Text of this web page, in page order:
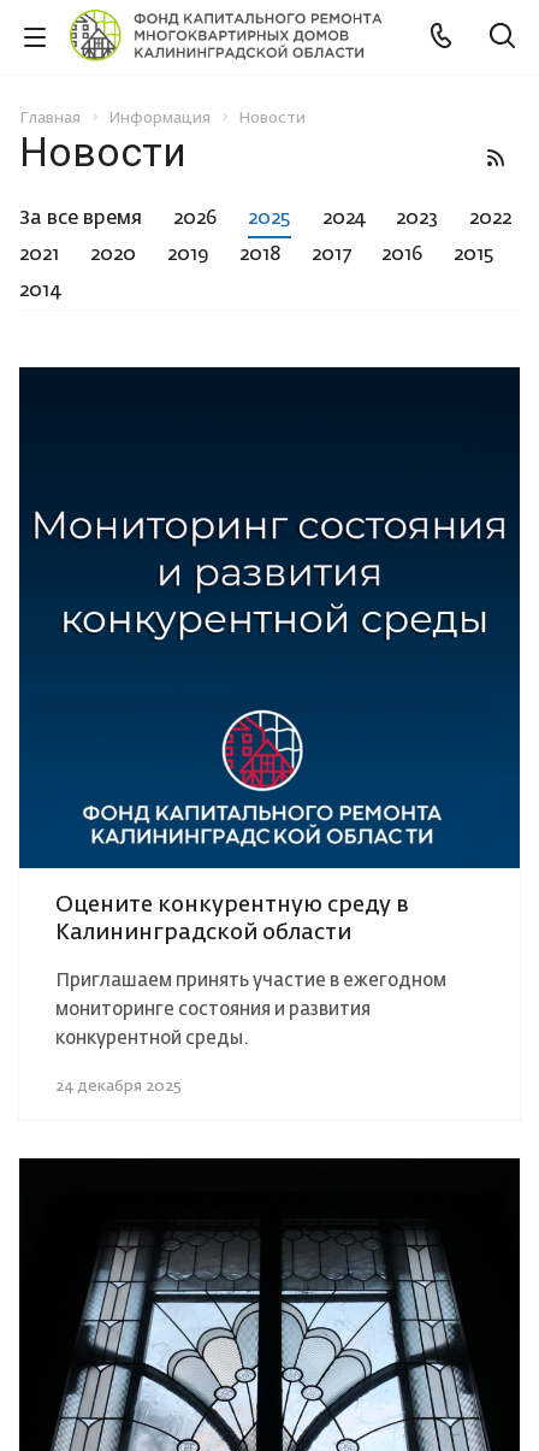
Главная Информация Новости
Новости
За все время 2026 2025 2024 2023
2022
2021
2020 2019 2018 2017 2016
2015
2014
Оцените конкурентную среду в
Калининградской области
Приглашаем принять участие в ежегодном
мониторинге состояния и развития
конкурентной среды.
24 декабря 2025